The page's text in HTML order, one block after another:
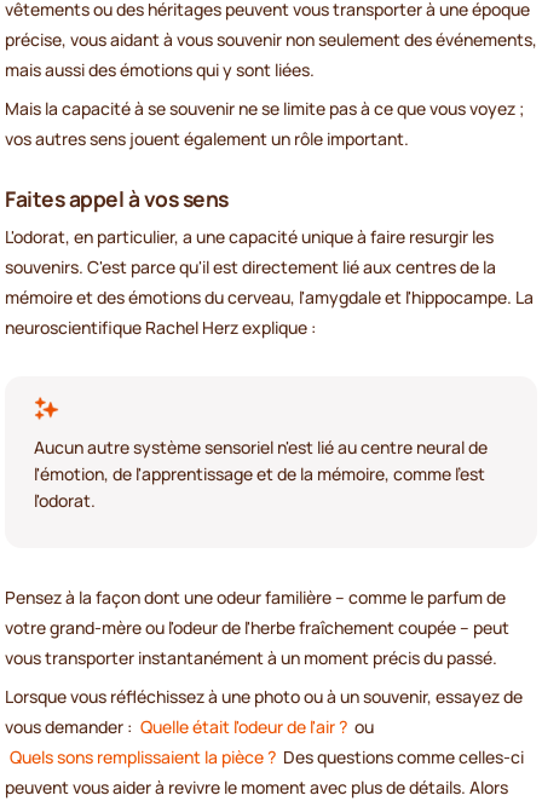
vêtements ou des héritages peuvent vous transporter à une époque
précise, vous aidant à vous souvenir non seulement des événements,
mais aussi des émotions qui y sont liées.
Mais la capacité à se souvenir ne se limite pas à ce que vous voyez ;
vos autres sens jouent également un rôle important.
Faites appel à vos sens
L'odorat, en particulier, a une capacité unique à faire resurgir les
souvenirs. C'est parce qu'il est directement lié aux centres de la
mémoire et des émotions du cerveau, l'amygdale et l'hippocampe. La
neuroscientifique Rachel Herz explique :
Aucun autre système sensoriel n'est lié au centre neural de
l'émotion, de l'apprentissage et de la mémoire, comme l'est
l'odorat.
Pensez à la façon dont une odeur familière – comme le parfum de
votre grand-mère ou l'odeur de l'herbe fraîchement coupée – peut
vous transporter instantanément à un moment précis du passé.
Lorsque vous réfléchissez à une photo ou à un souvenir, essayez de
vous demander : Quelle était l'odeur de l'air ? ou
Quels sons remplissaient la pièce ? Des questions comme celles-ci
peuvent vous aider à revivre le moment avec plus de détails. Alors